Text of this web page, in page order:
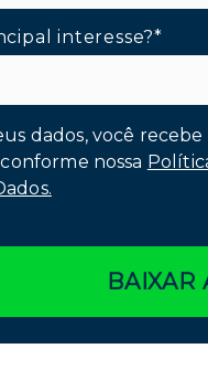
interesse?*
dados, você
nossa
BAIXAR